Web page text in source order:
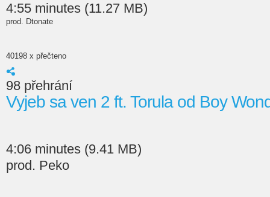
4:55 minutes (11.27 MB)
prod. Dtonate
40198 x přečteno
98 přehrání
Vyjeb sa ven 2 ft. Torula od Boy
4:06 minutes (9.41 MB)
prod. Peko